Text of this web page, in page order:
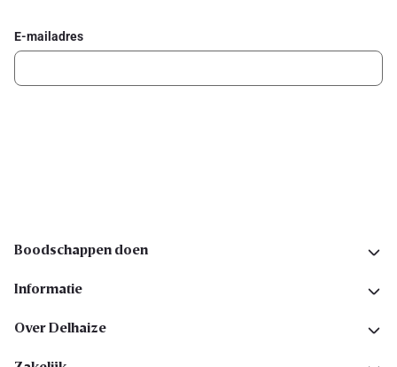
E-mailadres
Boodschappen doen
Informatie
Over Delhaize